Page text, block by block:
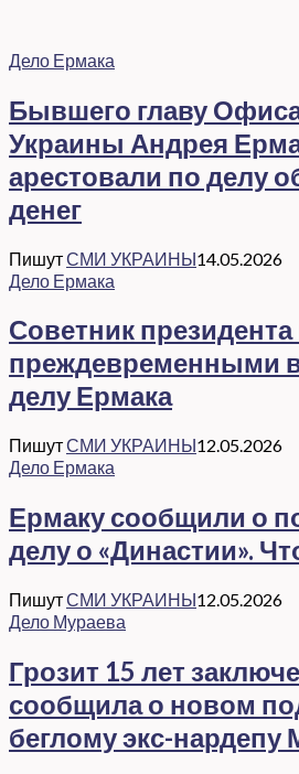
Дело Ермака
Бывшего главу
Украины Андрея
арестовали по делу
денег
ПишутСМИ УКРАИНЫ14.05.2026
Дело Ермака
Советник президента
преждевременными
делу Ермака
ПишутСМИ УКРАИНЫ12.05.2026
Дело Ермака
Ермаку сообщили о
делу о «Династии».
ПишутСМИ УКРАИНЫ12.05.2026
Дело Мураева
Грозит 15 лет
сообщила о новом
беглому экс-нардепу